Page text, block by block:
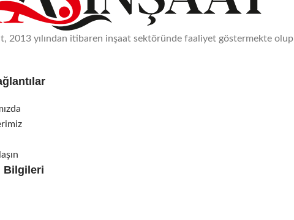
2013 yılından itibaren inşaat sektöründe faaliyet göstermekte
Bilgileri